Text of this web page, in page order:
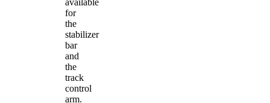
for
the
stabilizer
bar
and
the
track
control
arm.